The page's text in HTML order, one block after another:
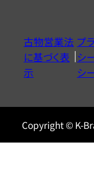
古物営業法
に基づく表
示
プ
シ
シ
Copyright © K-